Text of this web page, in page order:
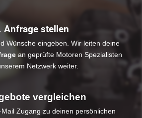
Anfrage stellen
Wünsche eingeben. Wir leiten deine
an geprüfte Motoren Spezialisten
Netzwerk weiter.
vergleichen
Zugang zu deinen persönlichen